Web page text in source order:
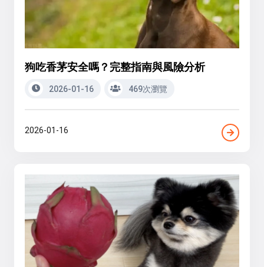
狗吃香茅安全嗎？完整指南與風險分析
2026-01-16 469次瀏覽
2026-01-16